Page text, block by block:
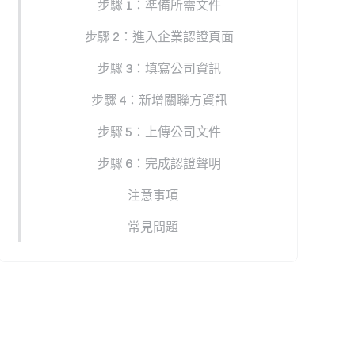
步驟 1：準備所需文件
步驟 2：進入企業認證頁面
步驟 3：填寫公司資訊
步驟 4：新增關聯方資訊
步驟 5：上傳公司文件
步驟 6：完成認證聲明
注意事項
常見問題